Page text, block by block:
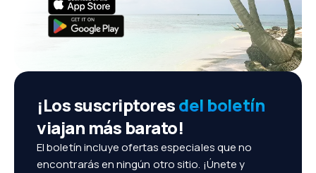
¡Los suscriptoresdel boletín
viajan más barato!
El boletín incluye ofertas especiales que no
encontrarás en ningún otro sitio. ¡Únete y